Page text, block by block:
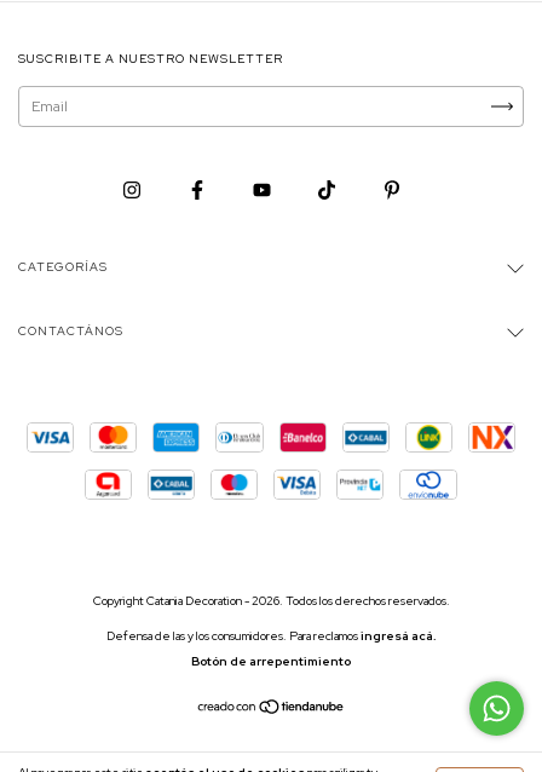
SUSCRIBITE A NUESTRO NEWSLETTER
CATEGORÍAS
CONTACTÁNOS
Copyright Catania Decoration - 2026. Todos los derechos reservados.
Defensa de las y los consumidores. Para reclamosingresá acá.
Botón de arrepentimiento